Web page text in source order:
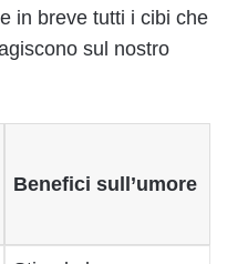
in breve tutti i cibi che
sul nostro
Benefici sull’umore